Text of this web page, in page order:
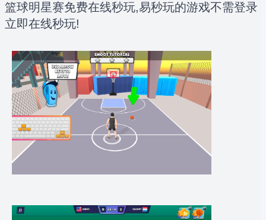
篮球明星赛免费在线秒玩,易秒玩的游戏不需登录
立即在线秒玩!